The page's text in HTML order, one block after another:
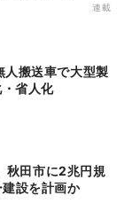
連載
搬送車で大型製
省人化
設を計画か